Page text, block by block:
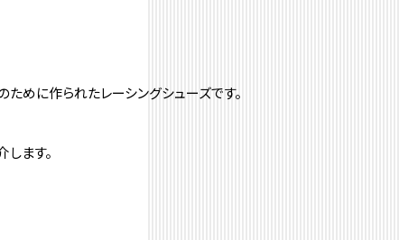
めに作られたレーシングシューズです。
ます。